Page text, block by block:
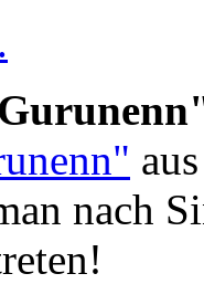
nach